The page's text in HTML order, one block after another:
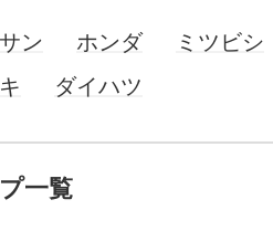
ン ホンダ
ミツビシ
ダイハツ
一覧